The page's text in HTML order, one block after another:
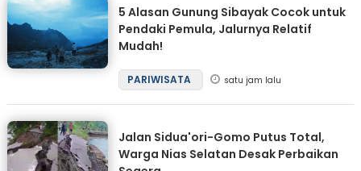
5 Alasan Gunung Sibayak Cocok untuk
Pendaki Pemula, Jalurnya Relatif
Mudah!
PARIWISATA satu jam lalu
Jalan Sidua'ori-Gomo Putus Total,
Warga Nias Selatan Desak Perbaikan